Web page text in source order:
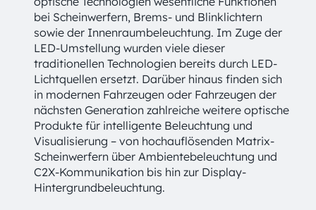
bei Scheinwerfern, Brems- und Blinklichtern
sowie der Innenraumbeleuchtung. Im Zuge der
LED-Umstellung wurden viele dieser
traditionellen Technologien bereits durch LED-
Lichtquellen ersetzt. Darüber hinaus finden sich
in modernen Fahrzeugen oder Fahrzeugen der
nächsten Generation zahlreiche weitere optische
Produkte für intelligente Beleuchtung und
Visualisierung – von hochauflösenden Matrix-
Scheinwerfern über Ambientebeleuchtung und
C2X-Kommunikation bis hin zur Display-
Hintergrundbeleuchtung.